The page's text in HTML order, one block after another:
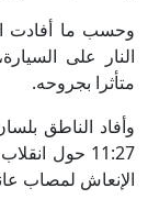
وحسب ما أفادت
النار على
متأثرا بجروحه.
وأفاد الناطق
11:27 حول
الإنعاش لمصاب